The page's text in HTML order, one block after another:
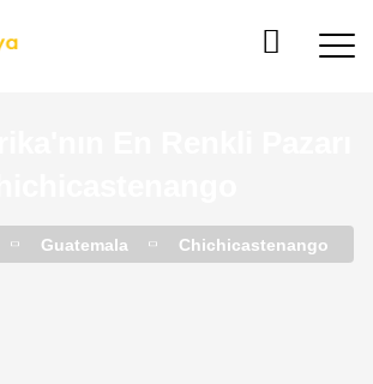
Guatemala Chichicastenango